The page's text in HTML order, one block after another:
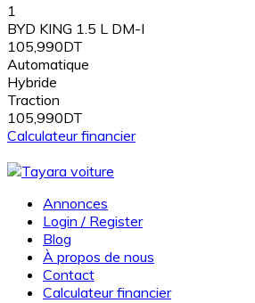
1
BYD KING 1.5 L DM-I
105,990DT
Automatique
Hybride
Traction
105,990DT
Calculateur financier
Annonces
Login / Register
Blog
À propos de nous
Contact
Calculateur financier